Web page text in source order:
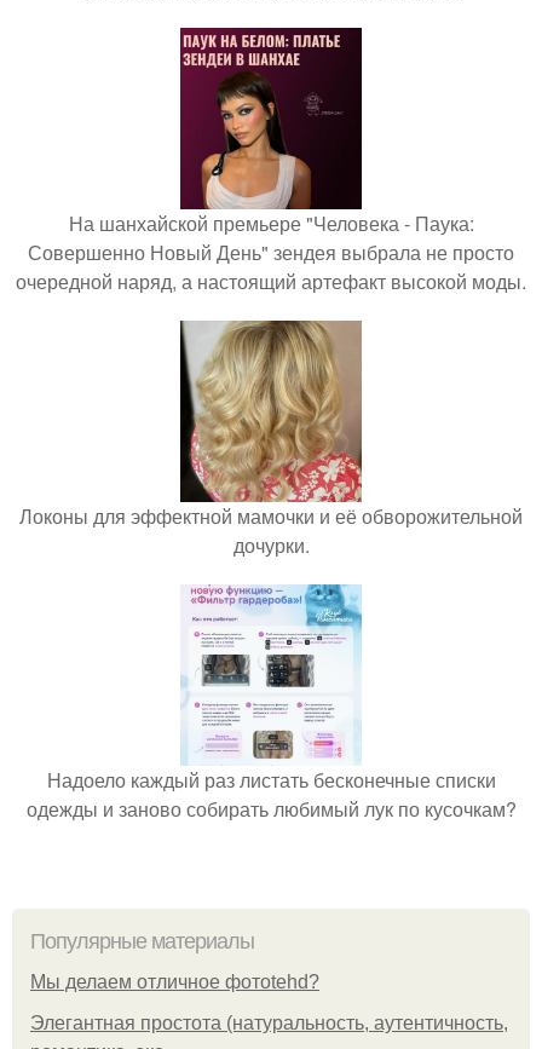
На шанхайской премьере "Человека - Паука:
Совершенно Новый День" зендея выбрала не просто
очередной наряд, а настоящий артефакт высокой моды.
Локоны для эффектной мамочки и её обворожительной
дочурки.
Надоело каждый раз листать бесконечные списки
одежды и заново собирать любимый лук по кусочкам?
Популярные материалы
Мы делаем отличное фотоtehd?
Элегантная простота (натуральность, аутентичность,